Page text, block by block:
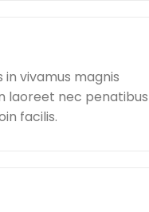
in vivamus magnis
laoreet nec penatibus
facilis.